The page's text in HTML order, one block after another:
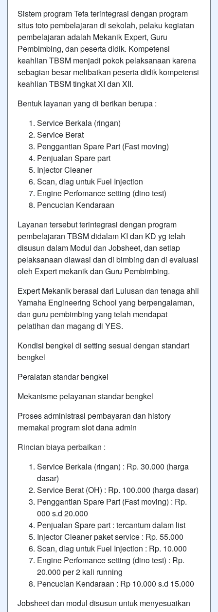
Sistem program Tefa terintegrasi dengan program
situs totopembelajaran di sekolah, pelaku kegiatan
pembelajaran adalah Mekanik Expert, Guru
Pembimbing, dan peserta didik. Kompetensi
keahlian TBSM menjadi pokok pelaksanaan karena
sebagian besar melibatkan peserta didik kompetensi
keahlian TBSM tingkat XI dan XII.
Bentuk layanan yang di berikan berupa :
Service Berkala (ringan)
Service Berat
Penggantian Spare Part (Fast moving)
Penjualan Spare part
Injector Cleaner
Scan, diag untuk Fuel Injection
Engine Perfomance setting (dino test)
Pencucian Kendaraan
Layanan tersebut terintegrasi dengan program
pembelajaran TBSM didalam KI dan KD yg telah
disusun dalam Modul dan Jobsheet, dan setiap
pelaksanaan diawasi dan di bimbing dan di evaluasi
oleh Expert mekanik dan Guru Pembimbing.
Expert Mekanik berasal dari Lulusan dan tenaga ahli
Yamaha Engineering School yang berpengalaman,
dan guru pembimbing yang telah mendapat
pelatihan dan magang di YES.
Kondisi bengkel di setting sesuai dengan standart
bengkel
Peralatan standar bengkel
Mekanisme pelayanan standar bengkel
Proses administrasi pembayaran dan history
memakai programslot danaadmin
Rincian biaya perbaikan :
Service Berkala (ringan) : Rp. 30.000 (harga
dasar)
Service Berat (OH) : Rp. 100.000 (harga dasar)
Penggantian Spare Part (Fast moving) : Rp.
000 s.d 20.000
Penjualan Spare part : tercantum dalam list
Injector Cleaner paket service : Rp. 55.000
Scan, diag untuk Fuel Injection : Rp. 10.000
Engine Perfomance setting (dino test) : Rp.
20.000 per 2 kali running
Pencucian Kendaraan : Rp 10.000 s.d 15.000
Jobsheet dan modul disusun untuk menyesuaikan